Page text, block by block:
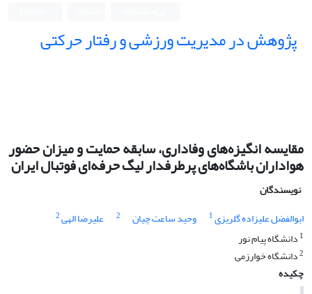
پژوهش در مدیریت ورزشی و رفتار حرکتی
مقایسه انگیزه‌های وفاداری، سابقه حمایت و میزان حضور
هواداران باشگاه‌های پرطرفدار لیگ حرفه‌ای فوتبال ایران
نویسندگان
ابوالفضل علیزاده گلریزی1 وحید ساعت چیان 2 علیرضا الهی2
1 دانشگاه پیام نور
2دانشگاه خوارزمی
چکیده